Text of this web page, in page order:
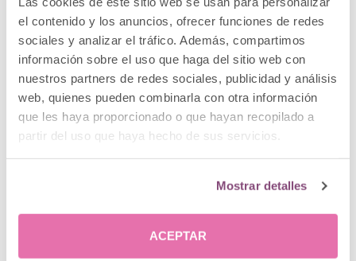
el contenido y los anuncios, ofrecer funciones de redes
sociales y analizar el tráfico. Además, compartimos
información sobre el uso que haga del sitio web con
nuestros partners de redes sociales, publicidad y análisis
web, quienes pueden combinarla con otra información
que les haya proporcionado o que hayan recopilado a
partir del uso que haya hecho de sus servicios.
Mostrar detalles
ACEPTAR